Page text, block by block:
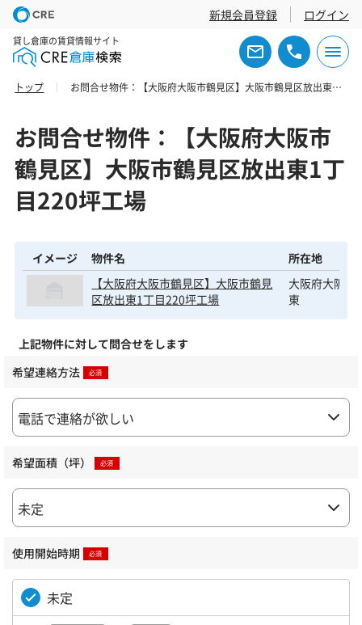
新規会員登録 ログイン
貸し倉庫の賃貸情報サイト
トップ お問合せ物件：【大阪府大阪市鶴見区】大阪市鶴見区放出東1丁目220坪工場
お問合せ物件：【大阪府大阪市
鶴見区】大阪市鶴見区放出東1丁
目220坪工場
イメージ 物件名
所在地
【大阪府大阪市鶴見区】大阪市鶴見
区放出東1丁目220坪工場
大阪府大阪市
東
上記物件に対して問合せをします
希望連絡方法
希望面積（坪）
使用開始時期
未定